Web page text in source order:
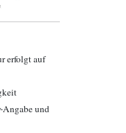
erfolgt auf
Angabe und